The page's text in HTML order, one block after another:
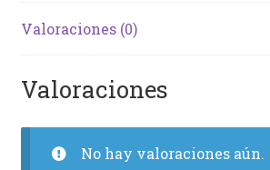
Valoraciones (0)
Valoraciones
No hay valoraciones aún.